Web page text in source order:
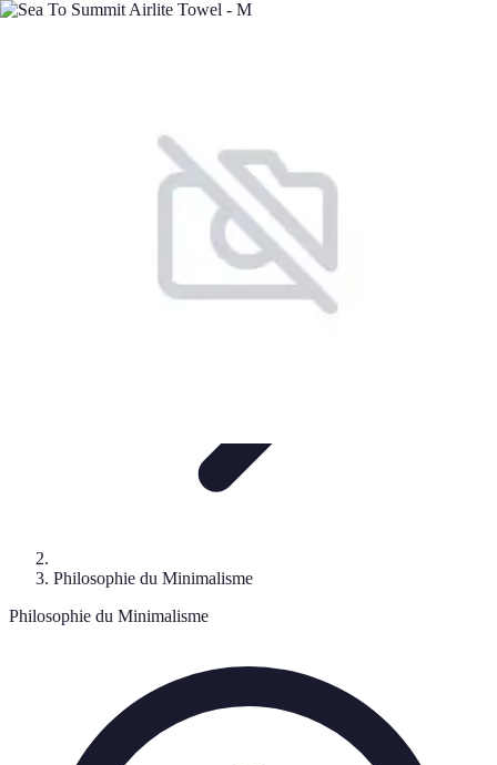
Minimalisme Voyage
Philosophie du Minimalisme
Philosophie du Minimalisme